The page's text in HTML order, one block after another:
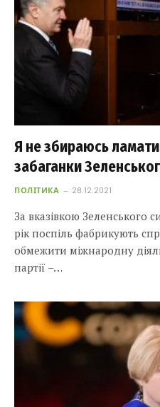
Я не збираюсь ламати
забаганки
ПОЛІТИКА 28.12.2021
За вказівкою Зеленського
рік поспіль фабрикують
обмежити міжнародну
партії –…